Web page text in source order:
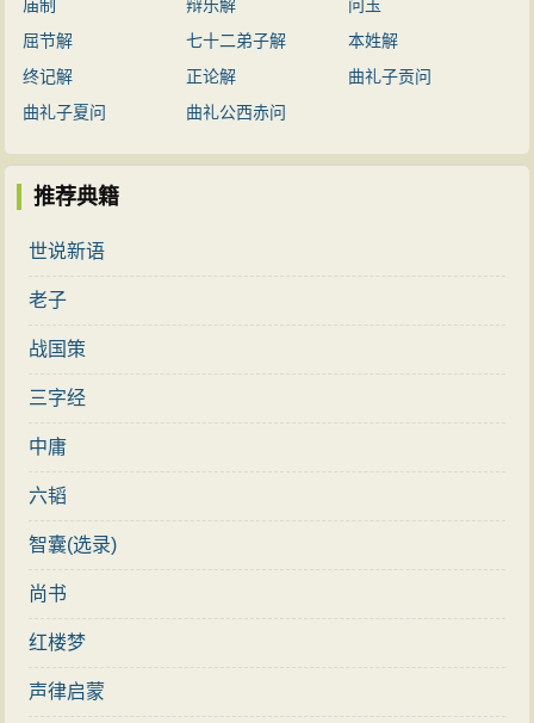
庙制
辩乐解
问玉
屈节解
七十二弟子解
本姓解
终记解
正论解
曲礼子贡问
曲礼子夏问
曲礼公西赤问
推荐典籍
世说新语
老子
战国策
三字经
中庸
六韬
智囊(选录)
尚书
红楼梦
声律启蒙